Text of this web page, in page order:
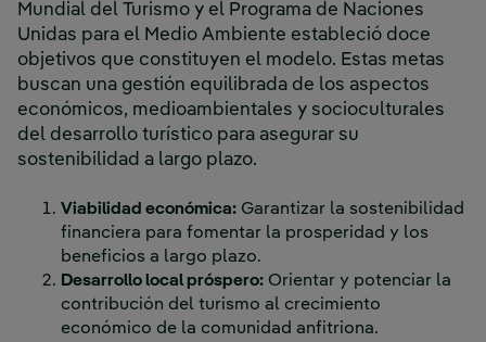
Mundial del Turismo y el Programa de Naciones
Unidas para el Medio Ambiente estableció doce
objetivos que constituyen el modelo. Estas metas
buscan una gestión equilibrada de los aspectos
económicos, medioambientales y socioculturales
del desarrollo turístico para asegurar su
sostenibilidad a largo plazo.
Viabilidad económica: Garantizar la sostenibilidad
financiera para fomentar la prosperidad y los
beneficios a largo plazo.
Desarrollo local próspero: Orientar y potenciar la
contribución del turismo al crecimiento
económico de la comunidad anfitriona.